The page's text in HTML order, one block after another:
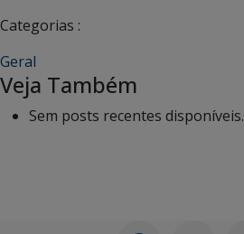
Categorias :
Geral
Veja Também
Sem posts recentes disponíveis.